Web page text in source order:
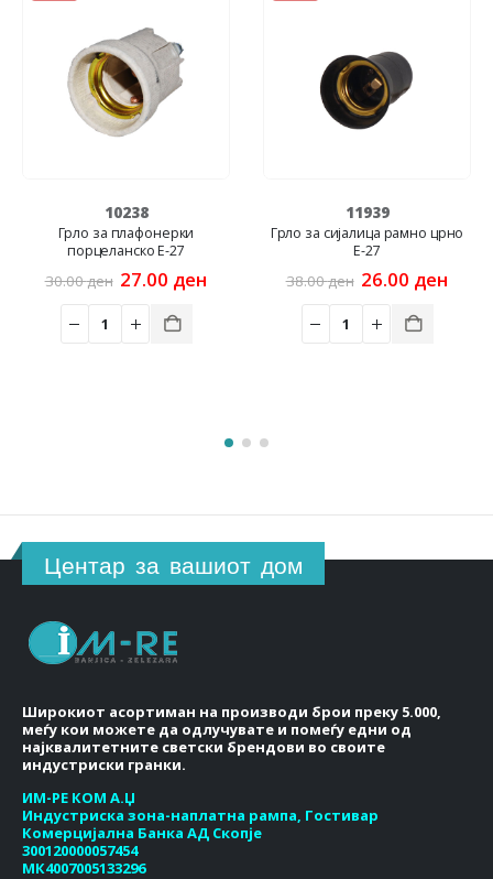
10238
Грло за плафонерки
порцеланско E-27
30.00ден Original
was:
30.00 ден.
27.00 ден
11939
Грло за сијалица рамно црно
Е-27
38.00ден Original
was:
38.00 ден.
26.00 ден
Центар за вашиот дом
Широкиот асортиман на производи брои преку 5.000,
меѓу кои можете да одлучувате и помеѓу едни од
најквалитетните светски брендови во своите
индустриски гранки.
ИМ-РЕ КОМ А.Џ
Индустриска зона-наплатна рампа, Гостивар
Комерцијална Банка АД Скопје
300120000057454
МК4007005133296